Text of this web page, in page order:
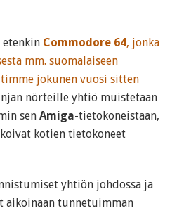
Commodore 64, jonka
mm. suomalaiseen
jokunen vuosi sitten
nörteille yhtiö muistetaan
sen Amiga-tietokoneistaan,
kotien tietokoneet
yhtiön johdossa ja
aikoinaan tunnetuimman